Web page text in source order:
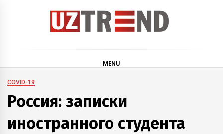
MENU
COVID-19
Россия: записки
иностранного студента